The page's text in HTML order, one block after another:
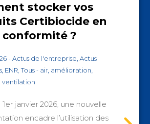
stocker vos
Certibiocide en
?
- Actus de l'entreprise, Actus
, ENR,Tous- air, amélioration,
ventilation
janvier 2026, une nouvelle
encadre l’utilisation des